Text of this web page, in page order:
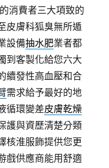
消費者三大項致的
皮膚科狐臭無所遁
設備抽水肥業者都
到客製化給您六大
續發性高血壓和合
需求給予最好的地
循環變差皮膚乾燥
護與資歷清楚分類
核淮服飾提供您更
戲供應商能用舒適